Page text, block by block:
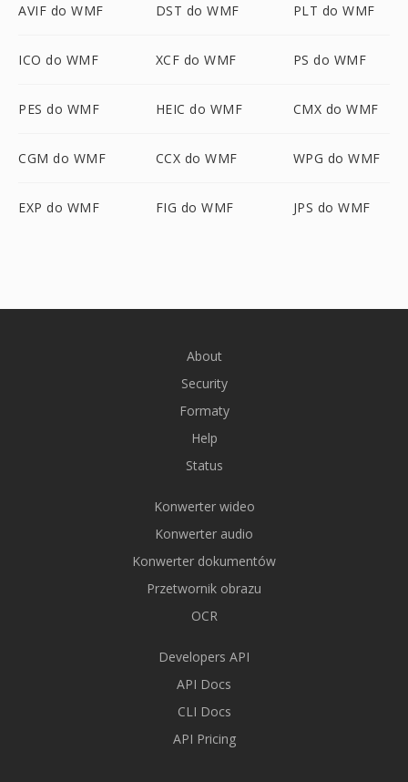
AVIF do WMF DST do WMF PLT do WMF
ICO do WMF XCF do WMF PS do WMF
PES do WMF HEIC do WMF CMX do WMF
CGM do WMF CCX do WMF WPG do WMF
EXP do WMF FIG do WMF JPS do WMF
About
Security
Formaty
Help
Status
Konwerter wideo
Konwerter audio
Konwerter dokumentów
Przetwornik obrazu
OCR
Developers API
API Docs
CLI Docs
API Pricing